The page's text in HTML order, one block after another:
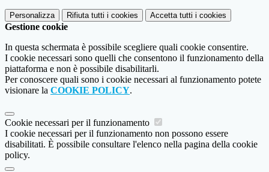
Personalizza Rifiuta tutti i cookies Accetta tutti i cookies
Gestione cookie
In questa schermata è possibile scegliere quali cookie consentire.
I cookie necessari sono quelli che consentono il funzionamento della
piattaforma e non è possibile disabilitarli.
Per conoscere quali sono i cookie necessari al funzionamento potete
visionare la COOKIE POLICY.
Cookie necessari per il funzionamento
I cookie necessari per il funzionamento non possono essere
disabilitati. È possibile consultare l'elenco nella pagina della cookie
policy.